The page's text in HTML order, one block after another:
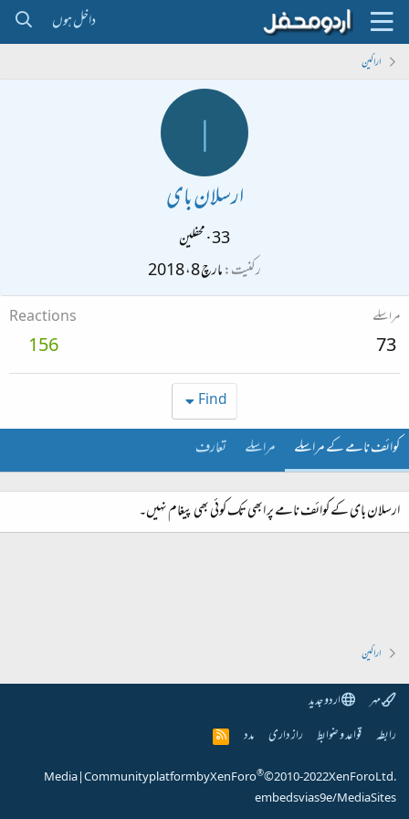
داخل ہوں
اراکین
ا
ارسلان بای
محفلین·33
رکنیت مارچ 8، 2018
مراسلے
73
Reactions
156
Find
کوائف نامے کے مراسلے مراسلے تعارف
ارسلان بای کے کوائف نامے پر ابھی تک کوئی بھی پیغام نہیں۔
اراکین
مہر
اردو جدید
رابطہ قواعد و ضوابط راز داری مدد
R
S
Community platform by XenForo®© 2010-2022 XenForo Ltd.
|
Media
embeds via s9e/MediaSites